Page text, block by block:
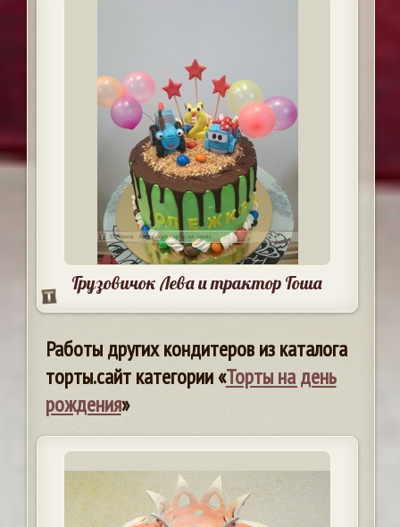
Грузовичок Лева и трактор Гоша
Работы других кондитеров из каталога
торты.сайт категории «Торты на день
рождения»